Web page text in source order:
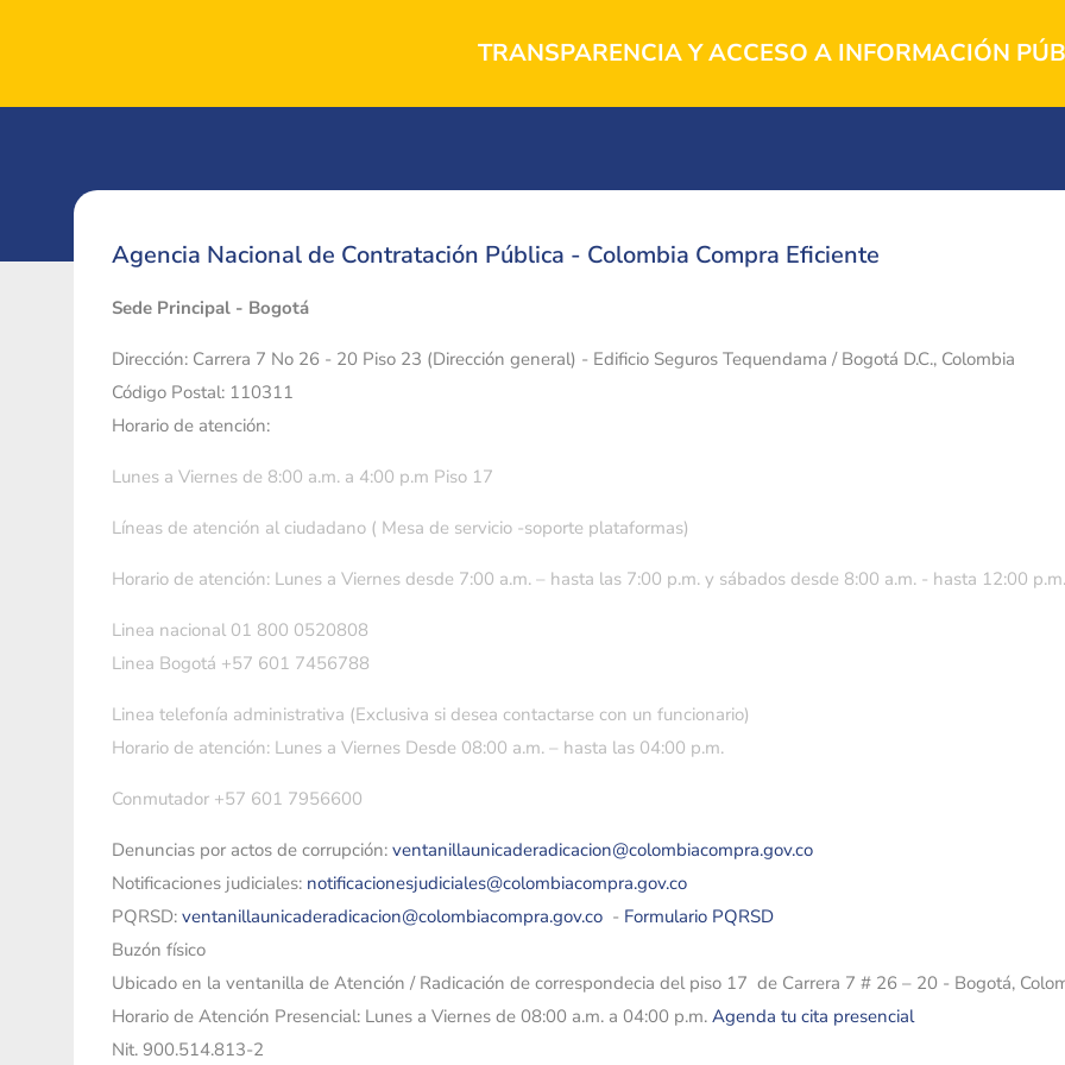
TRANSPARENCIA Y ACCESO A INFORMACIÓN
Agencia Nacional de Contratación Pública - Colombia Compra Eficiente
Sede Principal - Bogotá
Dirección: Carrera 7 No 26 - 20 Piso 23 (Dirección general) - Edificio Seguros Tequendama / Bogotá D.C., Colombia
Código Postal: 110311
Horario de atención:
Lunes a Viernes de 8:00 a.m. a 4:00 p.m Piso 17
Líneas de atención al ciudadano ( Mesa de servicio -soporte plataformas)
Horario de atención: Lunes a Viernes desde 7:00 a.m. – hasta las 7:00 p.m. y sábados desde 8:00 a.m. - hasta 12:00 p.m.
Linea nacional 01 800 0520808
Linea Bogotá +57 601 7456788
Linea telefonía administrativa (Exclusiva si desea contactarse con un funcionario)
Horario de atención: Lunes a Viernes Desde 08:00 a.m. – hasta las 04:00 p.m.
Conmutador +57 601 7956600
Denuncias por actos de corrupción: ventanillaunicaderadicacion@colombiacompra.gov.co
Notificaciones judiciales: notificacionesjudiciales@colombiacompra.gov.co
PQRSD: ventanillaunicaderadicacion@colombiacompra.gov.co - Formulario PQRSD
Buzón físico
Ubicado en la ventanilla de Atención / Radicación de correspondecia del piso 17 de Carrera 7 # 26 – 20 - Bogotá,
Horario de Atención Presencial: Lunes a Viernes de 08:00 a.m. a 04:00 p.m. Agenda tu cita presencial
Nit. 900.514.813-2